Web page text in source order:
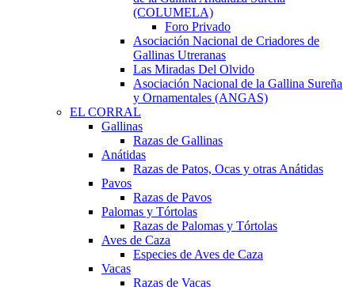
(COLUMELA)
Foro Privado
Asociación Nacional de Criadores de
Gallinas Utreranas
Las Miradas Del Olvido
Asociación Nacional de la Gallina Sureña
y Ornamentales (ANGAS)
EL CORRAL
Gallinas
Razas de Gallinas
Anátidas
Razas de Patos, Ocas y otras Anátidas
Pavos
Razas de Pavos
Palomas y Tórtolas
Razas de Palomas y Tórtolas
Aves de Caza
Especies de Aves de Caza
Vacas
Razas de Vacas